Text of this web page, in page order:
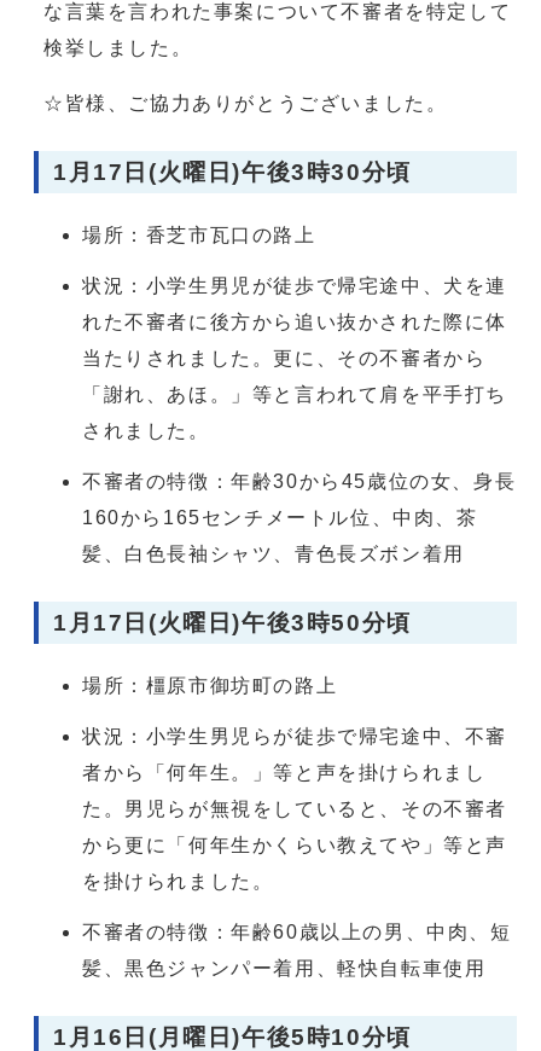
な言葉を言われた事案について不審者を特定して
検挙しました。
☆皆様、ご協力ありがとうございました。
1月17日(火曜日)午後3時30分頃
場所：香芝市瓦口の路上
状況：小学生男児が徒歩で帰宅途中、犬を連
れた不審者に後方から追い抜かされた際に体
当たりされました。更に、その不審者から
「謝れ、あほ。」等と言われて肩を平手打ち
されました。
不審者の特徴：年齢30から45歳位の女、身長
160から165センチメートル位、中肉、茶
髪、白色長袖シャツ、青色長ズボン着用
1月17日(火曜日)午後3時50分頃
場所：橿原市御坊町の路上
状況：小学生男児らが徒歩で帰宅途中、不審
者から「何年生。」等と声を掛けられまし
た。男児らが無視をしていると、その不審者
から更に「何年生かくらい教えてや」等と声
を掛けられました。
不審者の特徴：年齢60歳以上の男、中肉、短
髪、黒色ジャンパー着用、軽快自転車使用
1月16日(月曜日)午後5時10分頃